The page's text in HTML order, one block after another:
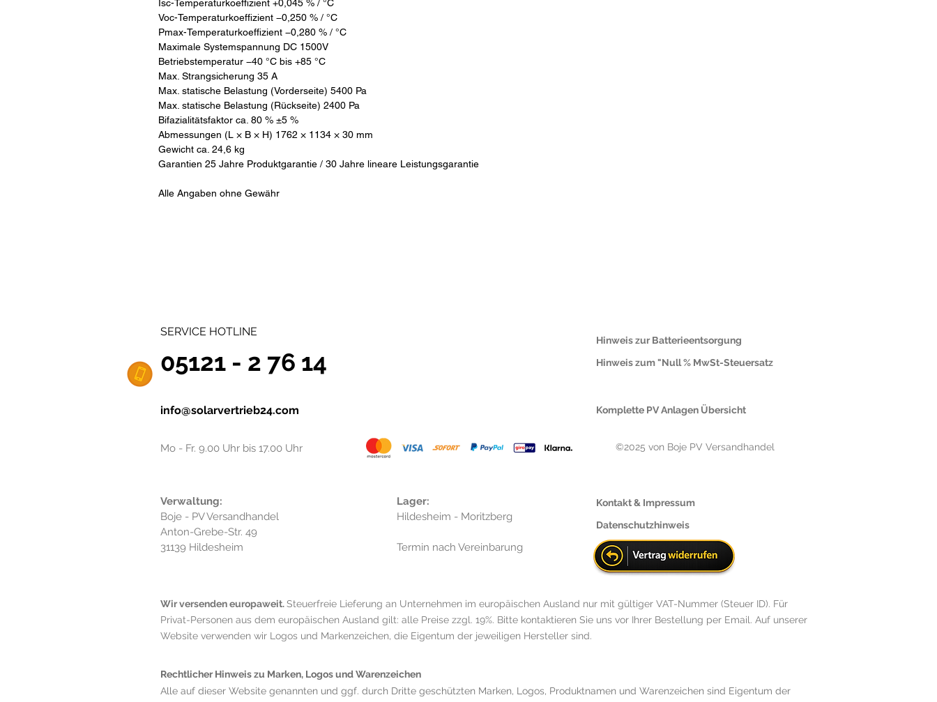
Isc-Temperaturkoeffizient +0,045 % / °C
Voc-Temperaturkoeffizient −0,250 % / °C
Pmax-Temperaturkoeffizient −0,280 % / °C
Maximale Systemspannung DC 1500V
Betriebstemperatur −40 °C bis +85 °C
Max. Strangsicherung 35 A
Max. statische Belastung (Vorderseite) 5400 Pa
Max. statische Belastung (Rückseite) 2400 Pa
Bifazialitätsfaktor ca. 80 % ±5 %
Abmessungen (L × B × H) 1762 × 1134 × 30 mm
Gewicht ca. 24,6 kg
Garantien 25 Jahre Produktgarantie / 30 Jahre lineare Leistungsgarantie
Alle Angaben ohne Gewähr
SERVICE HOTLINE
05121 - 2 76 14
info@solarvertrieb24.com
Mo - Fr. 9.00 Uhr bis 17.00 Uhr
Hinweis zur Batterieentsorgung
Hinweis zum "Null % MwSt-Steuersatz
Komplette PV Anlagen Übersicht
©2025 von Boje PV Versandhandel
Verwaltung:
Boje - PV Versandhandel
Anton-Grebe-Str. 49
31139 Hildesheim
Lager:
Hildesheim - Moritzberg
Termin nach Vereinbarung
Kontakt & Impressum
Datenschutzhinweis
Wir versenden europaweit.Steuerfreie Lieferung an Unternehmen im europäischen Ausland nur mit gültiger VAT-Nummer (Steuer ID). Für
Privat-Personen aus dem europäischen Ausland gilt: alle Preise zzgl. 19%. Bitte kontaktieren Sie uns vor Ihrer Bestellung per Email. Auf unserer
Website verwenden wir Logos und Markenzeichen, die Eigentum der jeweiligen Hersteller sind.
Rechtlicher Hinweis zu Marken, Logos und Warenzeichen
Alle auf dieser Website genannten und ggf. durch Dritte geschützten Marken, Logos, Produktnamen und Warenzeichen sind Eigentum der